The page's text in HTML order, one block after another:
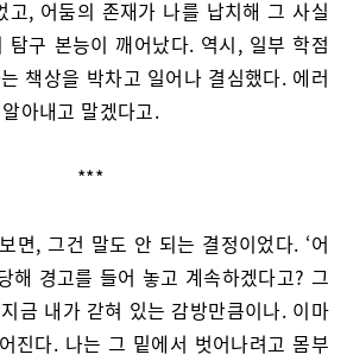
고, 어둠의 존재가 나를 납치해 그 사실
구 본능이 깨어났다. 역시, 일부 학점
책상을 박차고 일어나 결심했다. 에러
아내고 말겠다고.
***
면, 그건 말도 안 되는 결정이었다. ‘어
해 경고를 들어 놓고 계속하겠다고? 그
금 내가 갇혀 있는 감방만큼이나. 이마
진다. 나는 그 밑에서 벗어나려고 몸부